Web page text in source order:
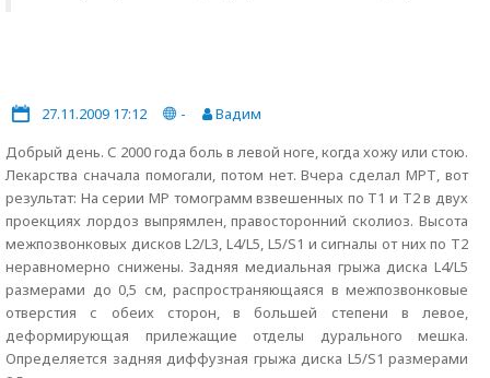
27.11.2009 17:12 -
Вадим
Добрый день. С 2000 года боль в левой ноге, когда хожу или стою.
Лекарства сначала помогали, потом нет. Вчера сделал МРТ, вот
результат: На серии МР томограмм взвешенных по Т1 и Т2 в двух
проекциях лордоз выпрямлен, правосторонний сколиоз. Высота
межпозвонковых дисков L2/L3, L4/L5, L5/S1 и сигналы от них по Т2
неравномерно снижены. Задняя медиальная грыжа диска L4/L5
размерами до 0,5 см, распространяющаяся в межпозвонковые
отверстия с обеих сторон, в большей степени в левое,
деформирующая прилежащие отделы дурального мешка.
Определяется задняя диффузная грыжа диска L5/S1 размерами